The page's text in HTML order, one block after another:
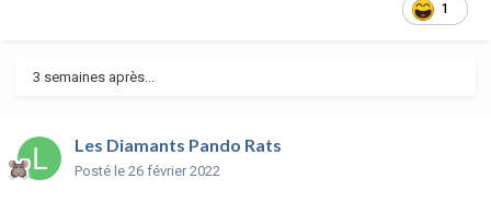
1
3 semaines après...
Les Diamants Pando Rats
Posté le 26 février 2022